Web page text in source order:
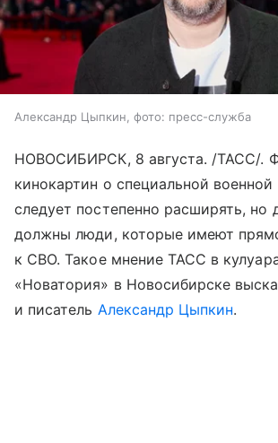
Александр Цыпкин, фото: пресс-служба
НОВОСИБИРСК, 8 августа. /ТАСС/.
кинокартин о специальной
следует постепенно расширять, но
должны люди, которые имеют
к СВО. Такое мнение ТАСС в
«Новатория» в Новосибирске
и писатель Александр Цыпкин.